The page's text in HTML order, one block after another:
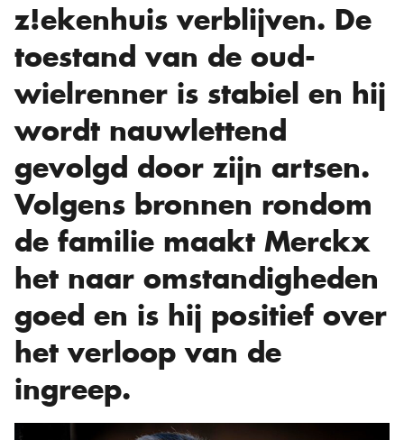
z!ekenhuis verblijven. De
toestand van de oud-
wielrenner is stabiel en hij
wordt nauwlettend
gevolgd door zijn artsen.
Volgens bronnen rondom
de familie maakt Merckx
het naar omstandigheden
goed en is hij positief over
het verloop van de
ingreep.